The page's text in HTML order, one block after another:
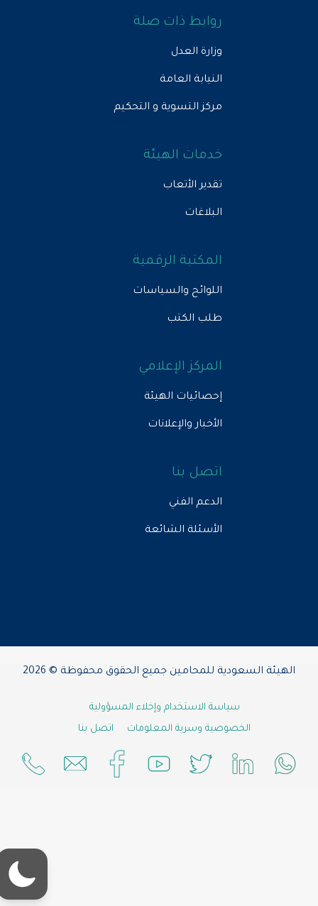
روابط ذات صلة
وزارة العدل
النيابة العامة
مركز التسوية و التحكيم
خدمات الهيئة
تقدير الأتعاب
البلاغات
المكتبة الرقمية
اللوائح والسياسات
طلب الكتب
المركز الإعلامي
إحصائيات الهيئة
الأخبار والإعلانات
اتصل بنا
الدعم الفني
الأسئلة الشائعة
الهيئة السعودية للمحامين جميع الحقوق محفوظة © 2026
سياسة الاستخدام وإخلاء المسؤولية
الخصوصية وسرية المعلومات
اتصل بنا